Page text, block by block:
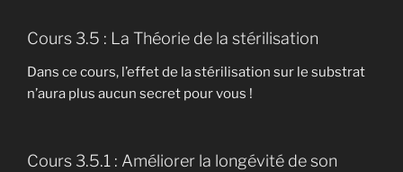
Cours 3.5 : La Théorie de la stérilisation
Dans ce cours, l’effet de la stérilisation sur le substrat
n’aura plus aucun secret pour vous !
Cours 3.5.1 : Améliorer la longévité de son